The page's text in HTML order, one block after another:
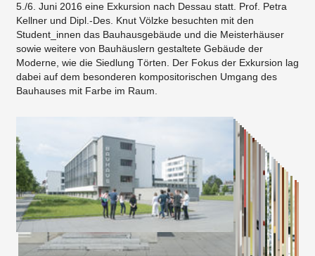
5./6. Juni 2016 eine Exkursion nach Dessau statt. Prof. Petra
Kellner und Dipl.-Des. Knut Völzke besuchten mit den
Student_innen das Bauhausgebäude und die Meisterhäuser
sowie weitere von Bauhäuslern gestaltete Gebäude der
Moderne, wie die Siedlung Törten. Der Fokus der Exkursion lag
dabei auf dem besonderen kompositorischen Umgang des
Bauhauses mit Farbe im Raum.